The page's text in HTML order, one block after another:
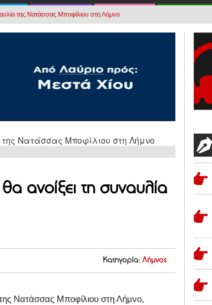
της Νατάσσας Μποφίλιου στη Λήμνο
ανοίξει τη συναυλία
Κατηγορία: Λήμνος
Νατάσσας Μποφίλιου στη Λήμνο,